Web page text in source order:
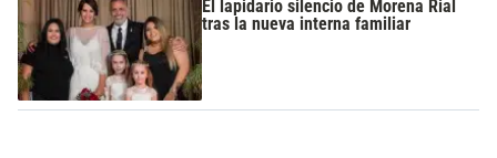
El lapidario silencio de Morena Rial
tras la nueva interna familiar